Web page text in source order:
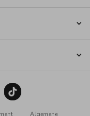
Algemene